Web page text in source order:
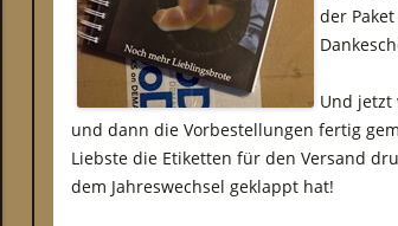
der
Und jetzt
und dann die Vorbestellungen fertig
Liebste die Etiketten für den Versand
dem Jahreswechsel geklappt hat!